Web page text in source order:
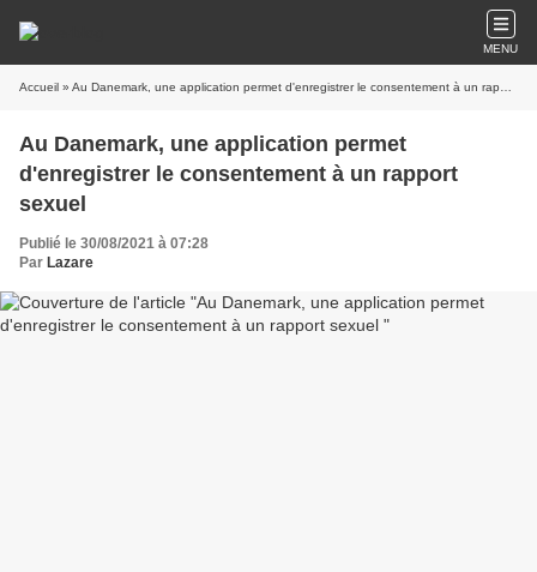
MENU
Accueil » Au Danemark, une application permet d'enregistrer le consentement à un rapport sexuel
Au Danemark, une application permet
d'enregistrer le consentement à un rapport
sexuel
Publié le 30/08/2021 à 07:28
Par Lazare